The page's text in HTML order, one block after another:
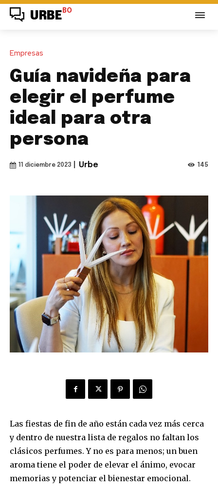
URBE BO
Empresas
Guía navideña para
elegir el perfume
ideal para otra
persona
11 diciembre 2023 Urbe 145
Las fiestas de fin de año están cada vez más cerca
y dentro de nuestra lista de regalos no faltan los
clásicos perfumes. Y no es para menos; un buen
aroma tiene el poder de elevar el ánimo, evocar
memorias y potenciar el bienestar emocional.